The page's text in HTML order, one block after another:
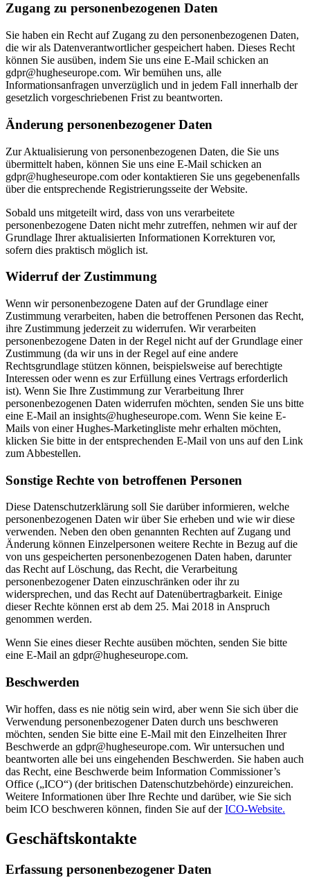
Zugang zu personenbezogenen Daten
Sie haben ein Recht auf Zugang zu den personenbezogenen Daten,
die wir als Datenverantwortlicher gespeichert haben. Dieses Recht
können Sie ausüben, indem Sie uns eine E-Mail schicken an
gdpr@hugheseurope.com. Wir bemühen uns, alle
Informationsanfragen unverzüglich und in jedem Fall innerhalb der
gesetzlich vorgeschriebenen Frist zu beantworten.
Änderung personenbezogener Daten
Zur Aktualisierung von personenbezogenen Daten, die Sie uns
übermittelt haben, können Sie uns eine E-Mail schicken an
gdpr@hugheseurope.com oder kontaktieren Sie uns gegebenenfalls
über die entsprechende Registrierungsseite der Website.
Sobald uns mitgeteilt wird, dass von uns verarbeitete
personenbezogene Daten nicht mehr zutreffen, nehmen wir auf der
Grundlage Ihrer aktualisierten Informationen Korrekturen vor,
sofern dies praktisch möglich ist.
Widerruf der Zustimmung
Wenn wir personenbezogene Daten auf der Grundlage einer
Zustimmung verarbeiten, haben die betroffenen Personen das Recht,
ihre Zustimmung jederzeit zu widerrufen. Wir verarbeiten
personenbezogene Daten in der Regel nicht auf der Grundlage einer
Zustimmung (da wir uns in der Regel auf eine andere
Rechtsgrundlage stützen können, beispielsweise auf berechtigte
Interessen oder wenn es zur Erfüllung eines Vertrags erforderlich
ist). Wenn Sie Ihre Zustimmung zur Verarbeitung Ihrer
personenbezogenen Daten widerrufen möchten, senden Sie uns bitte
eine E-Mail an insights@hugheseurope.com. Wenn Sie keine E-
Mails von einer Hughes-Marketingliste mehr erhalten möchten,
klicken Sie bitte in der entsprechenden E-Mail von uns auf den Link
zum Abbestellen.
Sonstige Rechte von betroffenen Personen
Diese Datenschutzerklärung soll Sie darüber informieren, welche
personenbezogenen Daten wir über Sie erheben und wie wir diese
verwenden. Neben den oben genannten Rechten auf Zugang und
Änderung können Einzelpersonen weitere Rechte in Bezug auf die
von uns gespeicherten personenbezogenen Daten haben, darunter
das Recht auf Löschung, das Recht, die Verarbeitung
personenbezogener Daten einzuschränken oder ihr zu
widersprechen, und das Recht auf Datenübertragbarkeit. Einige
dieser Rechte können erst ab dem 25. Mai 2018 in Anspruch
genommen werden.
Wenn Sie eines dieser Rechte ausüben möchten, senden Sie bitte
eine E-Mail an gdpr@hugheseurope.com.
Beschwerden
Wir hoffen, dass es nie nötig sein wird, aber wenn Sie sich über die
Verwendung personenbezogener Daten durch uns beschweren
möchten, senden Sie bitte eine E-Mail mit den Einzelheiten Ihrer
Beschwerde an gdpr@hugheseurope.com. Wir untersuchen und
beantworten alle bei uns eingehenden Beschwerden. Sie haben auch
das Recht, eine Beschwerde beim Information Commissioner’s
Office („ICO“) (der britischen Datenschutzbehörde) einzureichen.
Weitere Informationen über Ihre Rechte und darüber, wie Sie sich
beim ICO beschweren können, finden Sie auf derICO-Website.
Geschäftskontakte
Erfassung personenbezogener Daten